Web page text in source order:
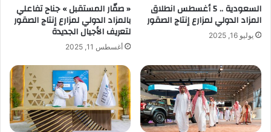
السعودية .. 5 أغسطس انطلاق
المزاد الدولي لمزارع إنتاج الصقور
يوليو 16, 2025
« صقّار المستقبل » جناح تفاعلي
بالمزاد الدولي لمزارع إنتاج الصقور
لتعريف الأجيال الجديدة
أغسطس 11, 2025